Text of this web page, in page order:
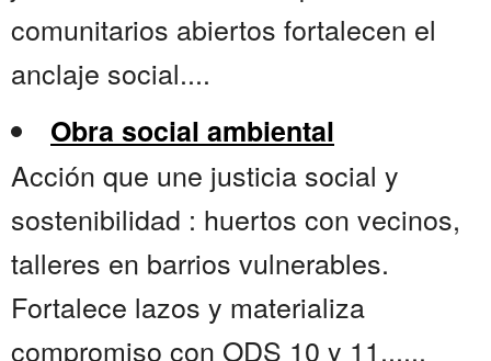
comunitarios abiertos fortalecen el
anclaje social....
Obra social ambiental
Acción que une justicia social y
sostenibilidad : huertos con vecinos,
talleres en barrios vulnerables.
Fortalece lazos y materializa
compromiso con ODS 10 y 11......